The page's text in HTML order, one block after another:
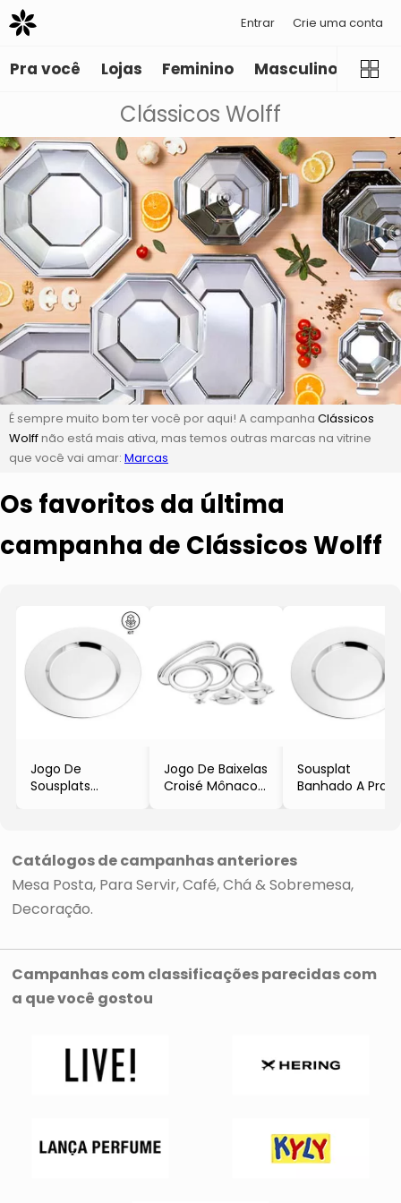
Entrar Crie uma conta
Pra você Lojas Feminino Masculino
Clássicos Wolff
É sempre muito bom ter você por aqui! A campanha Clássicos
Wolffnão está mais ativa, mas temos outras marcas na vitrine
que você vai amar: Marcas
Os favoritos da última
campanha de Clássicos Wolff
Jogo De
Sousplats
- 6Pçs
- Rojemac
Jogo De Baixelas
Croisé Mônaco
Sousplat
Banhado A Prata
Catálogos de campanhas anteriores
Mesa Posta Para Servir Café, Chá & Sobremesa
Decoração
Campanhas com classificações parecidas com
a que você gostou